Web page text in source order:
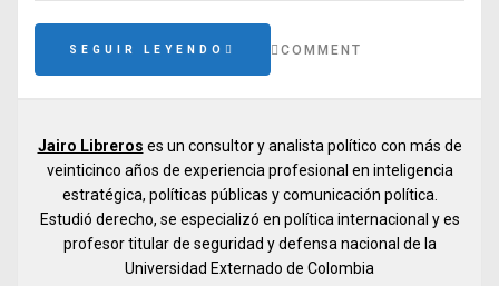
SEGUIR LEYENDO COMMENT
Jairo Libreros es un consultor y analista político con más de
veinticinco años de experiencia profesional en inteligencia
estratégica, políticas públicas y comunicación política.
Estudió derecho, se especializó en política internacional y es
profesor titular de seguridad y defensa nacional de la
Universidad Externado de Colombia